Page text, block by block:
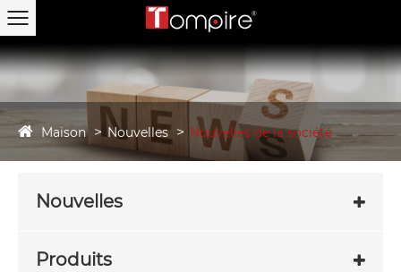
Maison Nouvelles Nouvelles de la société
Nouvelles
Produits